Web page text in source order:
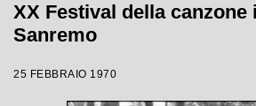
XX Festival della canzone
Sanremo
25 FEBBRAIO 1970